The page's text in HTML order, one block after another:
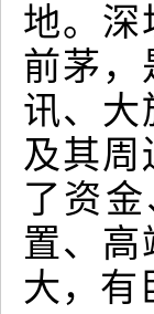
地。深
前茅，
讯、大
及其周
了资
置、高
大，有